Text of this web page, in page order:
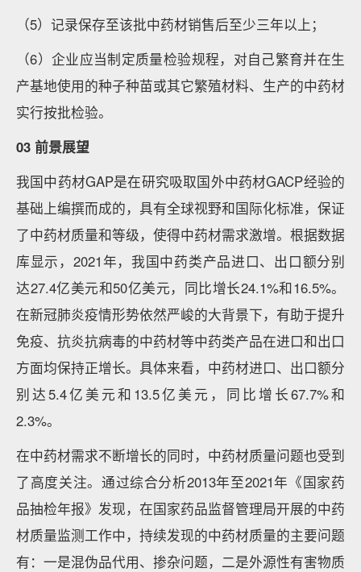
（5）记录保存至该批中药材销售后至少三年以上；
（6）企业应当制定质量检验规程，对自己繁育并在生
产基地使用的种子种苗或其它繁殖材料、生产的中药材
实行按批检验。
03 前景展望
我国中药材GAP是在研究吸取国外中药材GACP经验的
基础上编撰而成的，具有全球视野和国际化标准，保证
了中药材质量和等级，使得中药材需求激增。根据数据
库显示，2021年，我国中药类产品进口、出口额分别
达27.4亿美元和50亿美元，同比增长24.1%和16.5%。
在新冠肺炎疫情形势依然严峻的大背景下，有助于提升
免疫、抗炎抗病毒的中药材等中药类产品在进口和出口
方面均保持正增长。具体来看，中药材进口、出口额分
别达5.4亿美元和13.5亿美元，同比增长67.7%和
2.3%。
在中药材需求不断增长的同时，中药材质量问题也受到
了高度关注。通过综合分析2013年至2021年《国家药
品抽检年报》发现，在国家药品监督管理局开展的中药
材质量监测工作中，持续发现的中药材质量的主要问题
有：一是混伪品代用、掺杂问题，二是外源性有害物质